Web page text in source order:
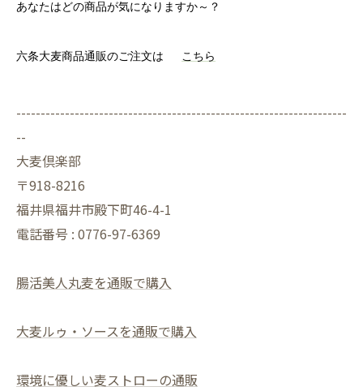
あなたはどの商品が気になりますか～？
六条大麦商品通販のご注文は こちら
--------------------------------------------------------------------
--
大麦倶楽部
〒918-8216
福井県福井市殿下町46-4-1
電話番号 : 0776-97-6369
腸活美人丸麦を通販で購入
大麦ルゥ・ソースを通販で購入
環境に優しい麦ストローの通販